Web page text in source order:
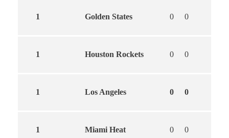
1 Golden States 0 0
1 Houston Rockets 0 0
1 Los Angeles 0 0
1 Miami Heat 0 0